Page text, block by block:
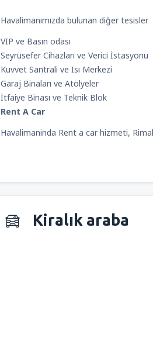
Havalimanımızda bulunan diğer tesisler
VIP ve Basın odası
Seyrüsefer Cihazları ve Verici İstasyonu
Kuvvet Santrali ve Isı Merkezi
Garaj Binaları ve Atölyeler
İtfaiye Binası ve Teknik Blok
Rent A Car
Havalimaninda Rent a car hizmeti,
Kiralık araba